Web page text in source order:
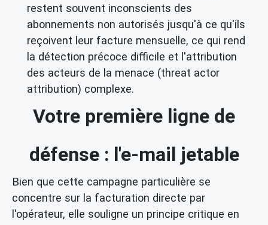
restent souvent inconscients des
abonnements non autorisés jusqu'à ce qu'ils
reçoivent leur facture mensuelle, ce qui rend
la détection précoce difficile et l'attribution
des acteurs de la menace (threat actor
attribution) complexe.
Votre première ligne de
défense : l'e-mail jetable
Bien que cette campagne particulière se
concentre sur la facturation directe par
l'opérateur, elle souligne un principe critique en